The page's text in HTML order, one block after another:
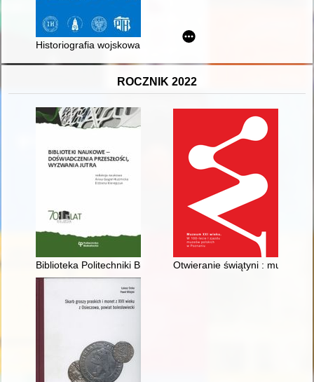
Historiografia wojskowa epoki nowożytnej (XVI-XVII wieku) :
ROCZNIK 2022
Biblioteka Politechniki Białostockiej - rys historyczny
Otwieranie świątyni : muzeum